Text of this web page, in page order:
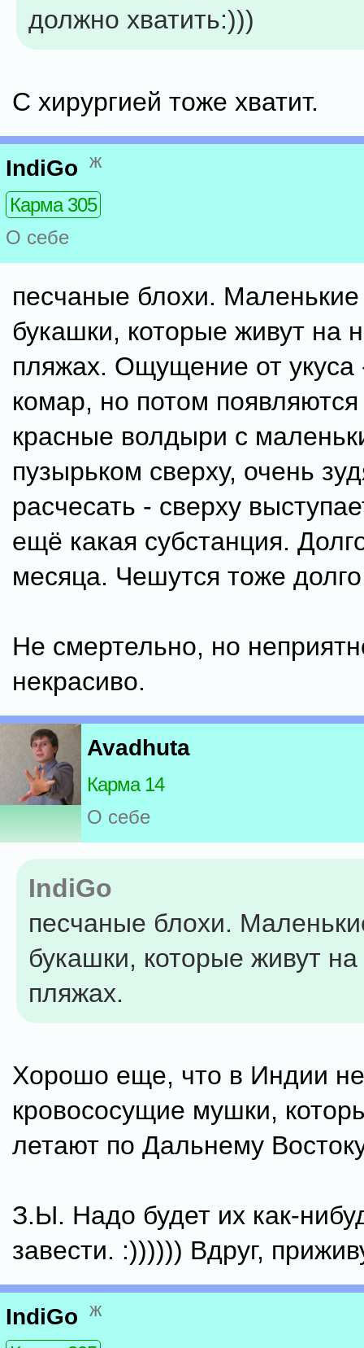
должно хватить:)))
С хирургией тоже хватит.
IndiGo ж
Карма 305
О себе
песчаные блохи.
букашки, которые живут на
пляжах. Ощущение от укуса
комар, но потом
красные волдыри с
пузырьком сверху, очень
расчесать - сверху
ещё какая субстанция.
месяца. Чешутся тоже
Не смертельно, но
некрасиво.
Avadhuta
Карма 14
О себе
IndiGo
песчаные блохи.
букашки, которые живут
пляжах.
Хорошо еще, что в Индии не
кровососущие мушки,
летают по Дальнему
З.Ы. Надо будет их как-
завести. :)))))) Вдруг,
IndiGo ж